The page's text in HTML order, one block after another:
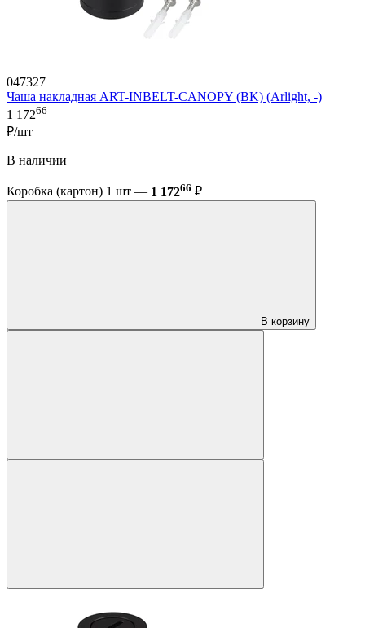
047327
Чаша накладная ART-INBELT-CANOPY (BK) (Arlight, -)
1 17266
₽/шт
В наличии
Коробка (картон) 1 шт — 1 17266 ₽
В корзину